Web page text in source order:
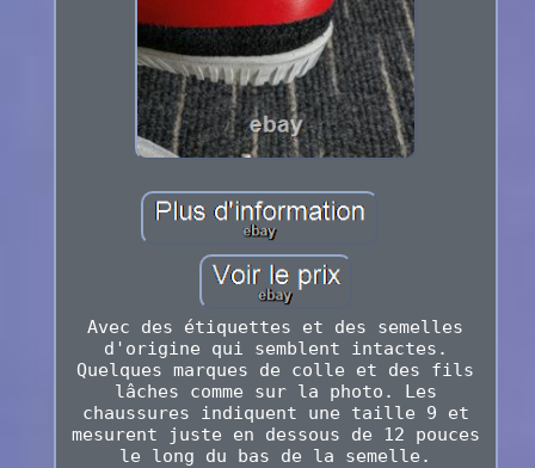
Avec des étiquettes et des semelles
d'origine qui semblent intactes.
Quelques marques de colle et des fils
lâches comme sur la photo. Les
chaussures indiquent une taille 9 et
mesurent juste en dessous de 12 pouces
le long du bas de la semelle.